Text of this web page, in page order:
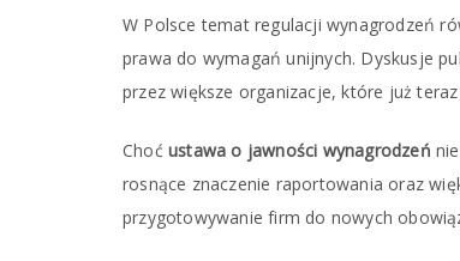
W Polsce temat regulacji wynagrodzeń
prawa do wymagań unijnych. Dyskusje
przez większe organizacje, które już
Choć ustawa o jawności wynagrodzeń
rosnące znaczenie raportowania oraz
przygotowywanie firm do nowych